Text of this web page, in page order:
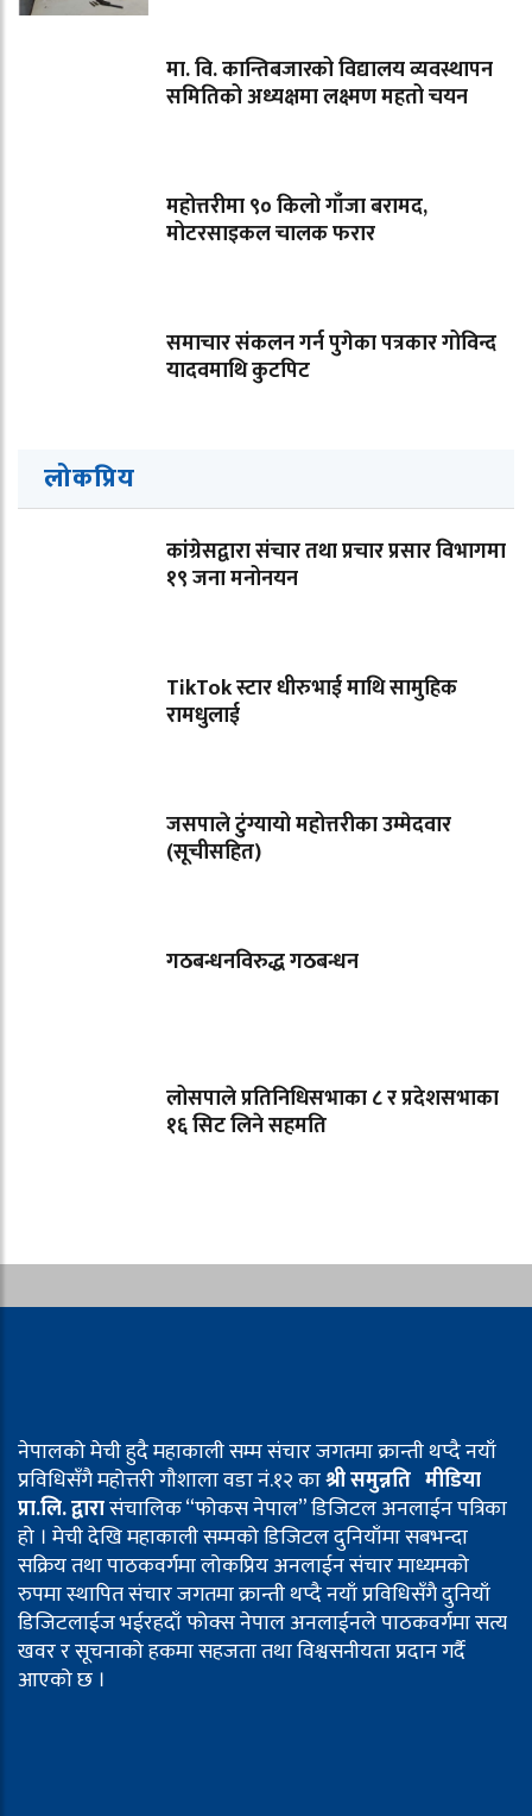
मा. वि. कान्तिबजारको विद्यालय व्यवस्थापन
समितिको अध्यक्षमा लक्ष्मण महतो चयन
महोत्तरीमा ९० किलो गाँजा बरामद,
मोटरसाइकल चालक फरार
समाचार संकलन गर्न पुगेका पत्रकार गोविन्द
यादवमाथि कुटपिट
लोकप्रिय
कांग्रेसद्वारा संचार तथा प्रचार प्रसार विभागमा
१९ जना मनोनयन
TikTok स्टार धीरुभाई माथि सामुहिक
रामधुलाई
जसपाले टुंग्यायो महोत्तरीका उम्मेदवार
(सूचीसहित)
गठबन्धनविरुद्ध गठबन्धन
लोसपाले प्रतिनिधिसभाका ८ र प्रदेशसभाका
१६ सिट लिने सहमति
नेपालको मेची हुदै महाकाली सम्म संचार जगतमा क्रान्ती थप्दै नयाँ
प्रविधिसँगै महोत्तरी गौशाला वडा नं.१२ काश्री समुन्नति मीडिया
प्रा.लि. द्वारासंचालिक “फोकस नेपाल” डिजिटल अनलाईन पत्रिका
हो । मेची देखि महाकाली सम्मको डिजिटल दुनियाँमा सबभन्दा
सक्रिय तथा पाठकवर्गमा लोकप्रिय अनलाईन संचार माध्यमको
रुपमा स्थापित संचार जगतमा क्रान्ती थप्दै नयाँ प्रविधिसँगै दुनियाँ
डिजिटलाईज भईरहदाँ फोक्स नेपाल अनलाईनले पाठकवर्गमा सत्य
खवर र सूचनाको हकमा सहजता तथा विश्वसनीयता प्रदान गर्दै
आएको छ ।